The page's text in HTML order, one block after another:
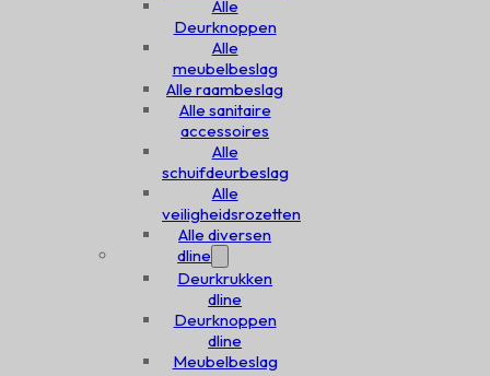
Alle
Deurknoppen
Alle
meubelbeslag
Alle raambeslag
Alle sanitaire
accessoires
Alle
schuifdeurbeslag
Alle
veiligheidsrozetten
Alle diversen
dline
Deurkrukken
dline
Deurknoppen
dline
Meubelbeslag